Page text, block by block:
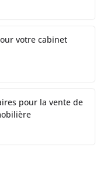
votre cabinet
pour la vente de